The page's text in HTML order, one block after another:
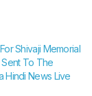
Shivaji Memorial
To The
Hindi News Live